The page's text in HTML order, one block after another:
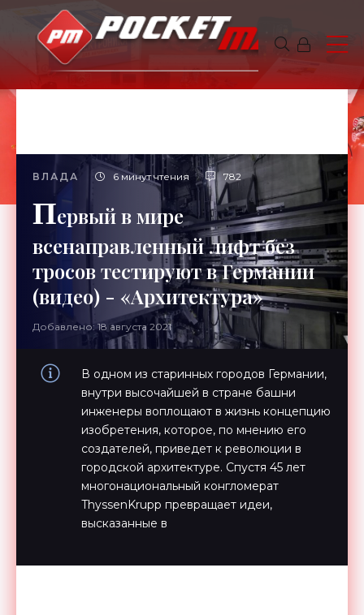
ВЛАДА 6 минут чтения 782
Первый в мире
всенаправленный лифт без
тросов тестируют в Германии
(видео) - «Архитектура»
Добавлено: 18 августа 2021
В одном из старинных городов Германии,
внутри высочайшей в стране башни
инженеры воплощают в жизнь концепцию
изобретения, которое, по мнению его
создателей, приведет к революции в
городской архитектуре. Спустя 45 лет
многонациональный конгломерат
ThyssenKrupp превращает идеи,
высказанные в